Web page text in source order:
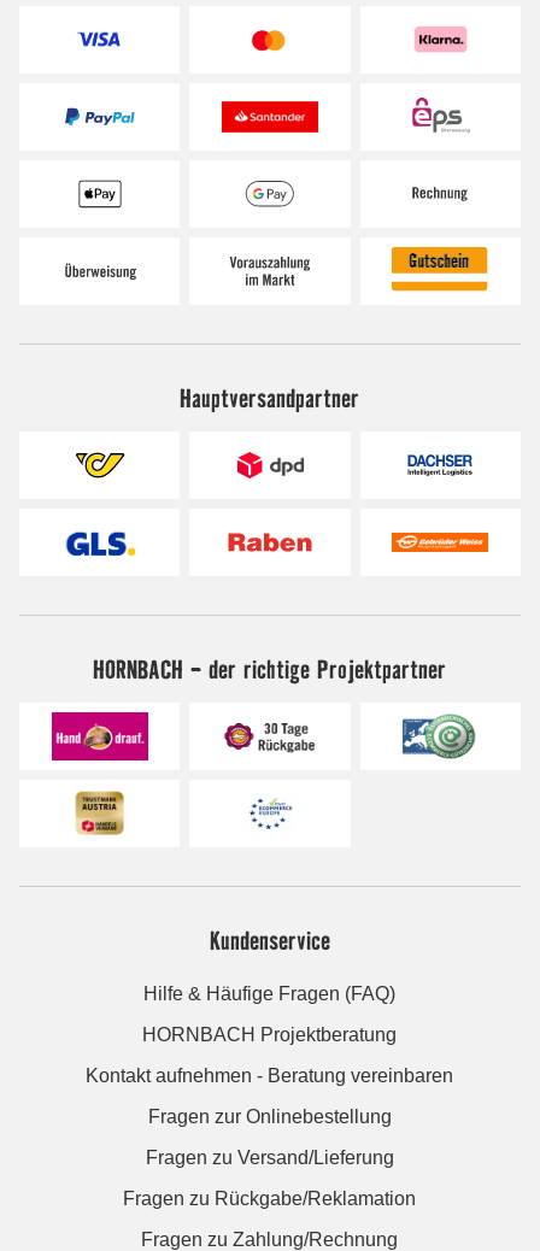
Hauptversandpartner
HORNBACH - der richtige Projektpartner
Kundenservice
Hilfe & Häufige Fragen (FAQ)
HORNBACH Projektberatung
Kontakt aufnehmen - Beratung vereinbaren
Fragen zur Onlinebestellung
Fragen zu Versand/Lieferung
Fragen zu Rückgabe/Reklamation
Fragen zu Zahlung/Rechnung